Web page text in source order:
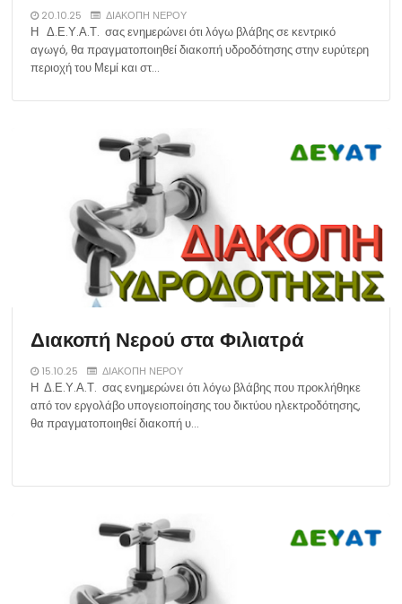
20.10.25 ΔΙΑΚΟΠΗ ΝΕΡΟΥ
Η Δ.Ε.Υ.Α.Τ. σας ενημερώνει ότι λόγω βλάβης σε κεντρικό
αγωγό, θα πραγματοποιηθεί διακοπή υδροδότησης στην ευρύτερη
περιοχή του Μεμί και στ…
Διακοπή Νερού στα Φιλιατρά
15.10.25 ΔΙΑΚΟΠΗ ΝΕΡΟΥ
Η Δ.Ε.Υ.Α.Τ. σας ενημερώνει ότι λόγω βλάβης που προκλήθηκε
από τον εργολάβο υπογειοποίησης του δικτύου ηλεκτροδότησης,
θα πραγματοποιηθεί διακοπή υ…